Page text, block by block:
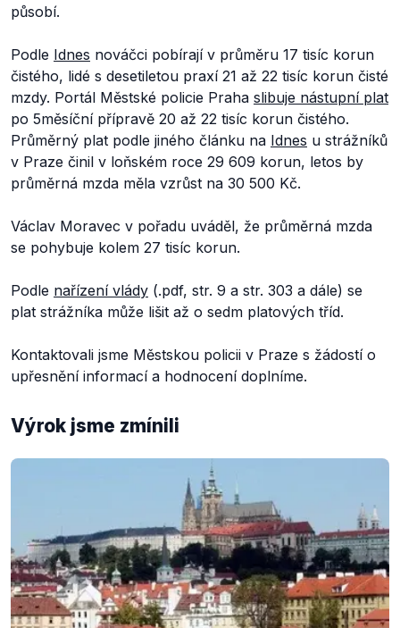
působí.
Podle Idnes nováčci pobírají v průměru 17 tisíc korun
čistého, lidé s desetiletou praxí 21 až 22 tisíc korun čisté
mzdy. Portál Městské policie Praha slibuje nástupní plat
po 5měsíční přípravě 20 až 22 tisíc korun čistého.
Průměrný plat podle jiného článku na Idnes u strážníků
v Praze činil v loňském roce 29 609 korun, letos by
průměrná mzda měla vzrůst na 30 500 Kč.
Václav Moravec v pořadu uváděl, že průměrná mzda
se pohybuje kolem 27 tisíc korun.
Podle nařízení vlády (.pdf, str. 9 a str. 303 a dále) se
plat strážníka může lišit až o sedm platových tříd.
Kontaktovali jsme Městskou policii v Praze s žádostí o
upřesnění informací a hodnocení doplníme.
Výrok jsme zmínili